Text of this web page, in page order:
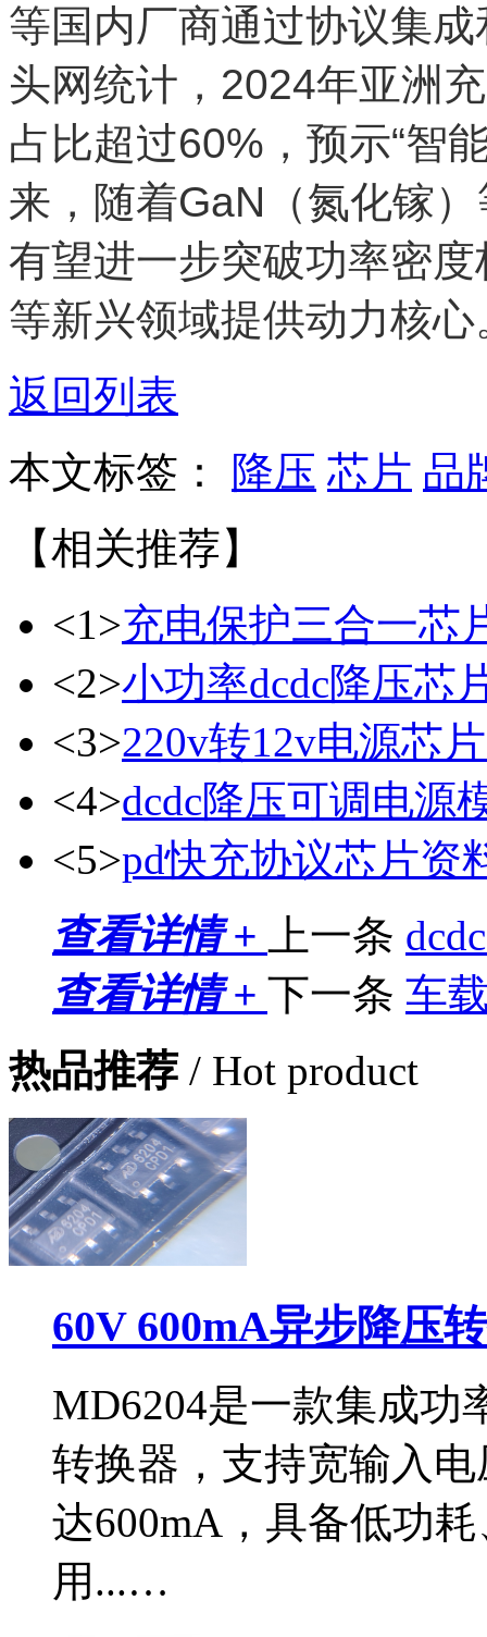
等国内厂商通过协议集
头网统计，2024年亚洲
占比超过60%，预示“智
来，随着GaN（氮化镓
有望进一步突破功率密
等新兴领域提供动力核心
返回列表
本文标签： 降压 芯片 品
【相关推荐】
<1>充电保护三合一芯
<2>小功率dcdc降压芯
<3>220v转12v电源芯片
<4>dcdc降压可调电源
<5>pd快充协议芯片资
查看详情 +
上一条
查看详情 + 下一条 车
热品推荐 / Hot product
60V 600mA异步降压
MD6204是一款集成功
转换器，支持宽输入
达600mA，具备低功
用...…